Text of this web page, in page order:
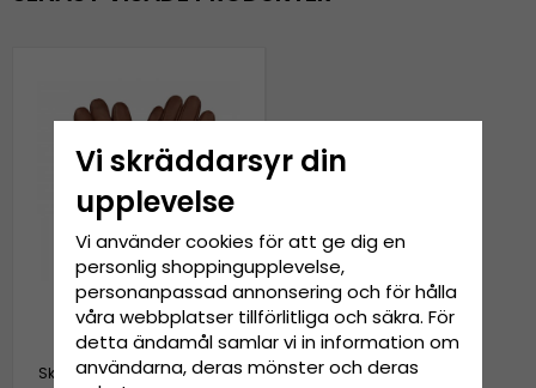
Handskar - HK
Skinnhandskar Lammskinn
Vi skräddarsyr din
upplevelse
Vi använder cookies för att ge dig en
personlig shoppingupplevelse,
personanpassad annonsering och för hålla
våra webbplatser tillförlitliga och säkra. För
detta ändamål samlar vi in information om
användarna, deras mönster och deras